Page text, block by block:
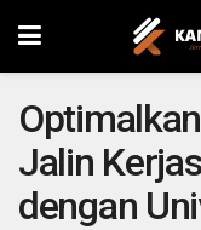
Jalin
dengan